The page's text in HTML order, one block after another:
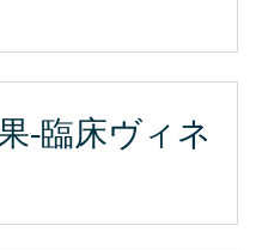
‐臨床ヴィネ